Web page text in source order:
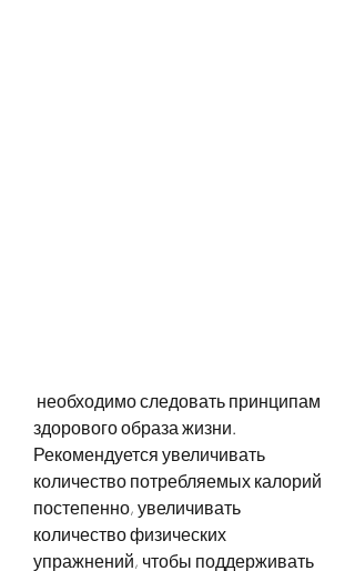
здорового образа жизни.
Рекомендуется увеличивать
количество потребляемых калорий
постепенно, увеличивать
количество физических
упражнений, чтобы поддерживать